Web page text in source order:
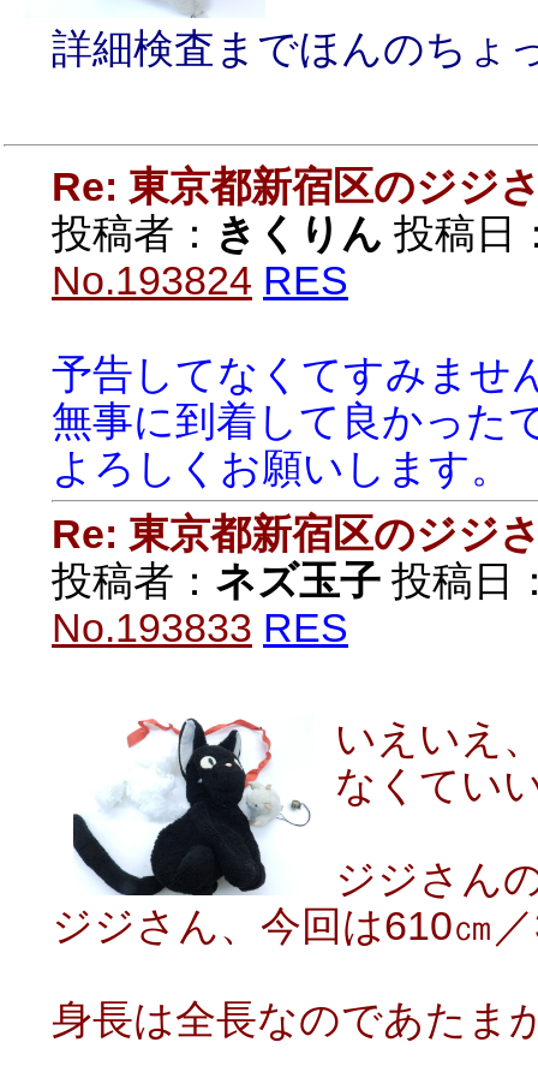
詳細検査までほんのちょ
Re: 東京都新宿区のジジ
投稿者： きくりん 投稿日
No.193824 RES
予告してなくてすみませ
無事に到着して良かった
よろしくお願いします。
Re: 東京都新宿区のジジ
投稿者： ネズ玉子 投稿日
No.193833 RES
いえいえ
なくてい
ジジさん
ジジさん、今回は610㎝
身長は全長なのであたま